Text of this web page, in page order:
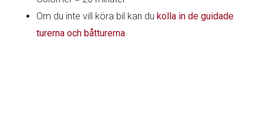
Om du inte vill köra bil kan dukolla in de guidade
turerna och båtturerna